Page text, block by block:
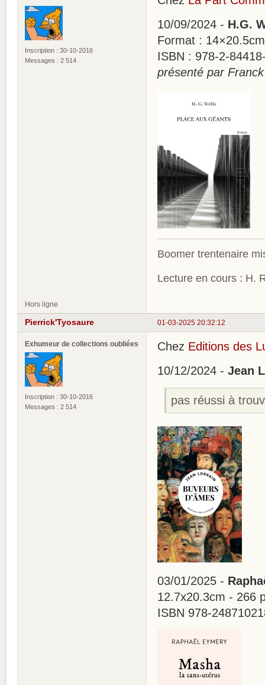
Inscription : 30-10-2016
Messages : 2 514
10/09/2024 - H.G.
Format :
ISBN : 978-2-
présenté par
Boomer trentenaire
Lecture en cours : H.
Hors ligne
01-03-2025 20:32:12
Pierrick'Tyosaure
Exhumeur de collections oubliées
Inscription : 30-10-2016
Messages : 2 514
Chez Editions des
10/12/2024 - Jean
pas réussi à
03/01/2025 -
12.7x20.3cm - 266
ISBN 978-